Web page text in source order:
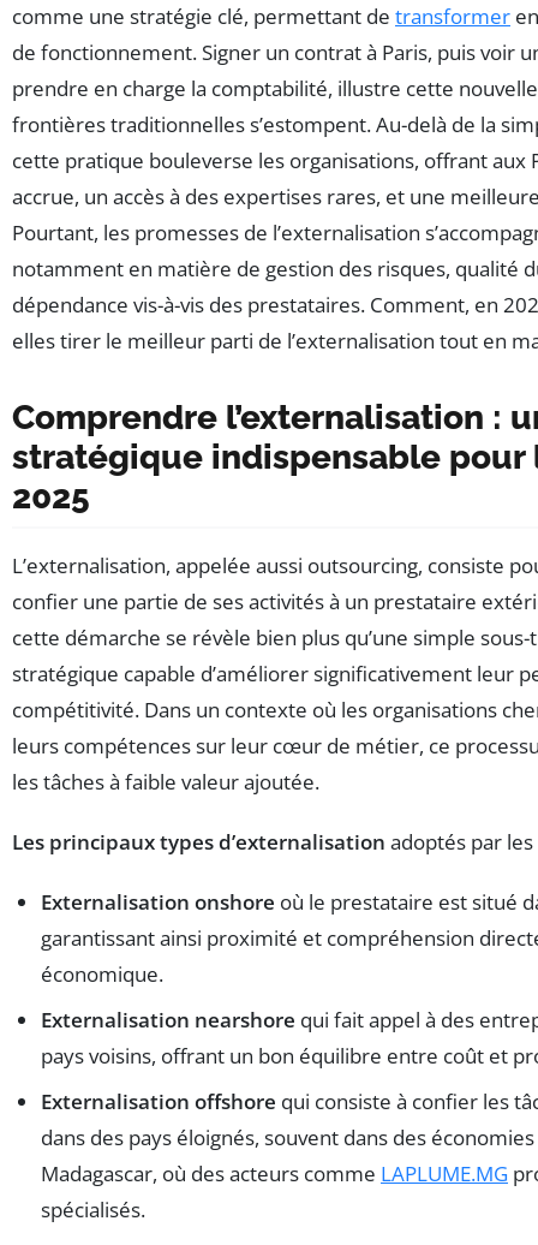
comme une stratégie clé, permettant de transformer
de fonctionnement. Signer un contrat à Paris, puis voir
prendre en charge la comptabilité, illustre cette
frontières traditionnelles s’estompent. Au-delà de la
cette pratique bouleverse les organisations, offrant aux
accrue, un accès à des expertises rares, et une
Pourtant, les promesses de l’externalisation
notamment en matière de gestion des risques, qualité
dépendance vis-à-vis des prestataires. Comment, en
elles tirer le meilleur parti de l’externalisation tout en
Comprendre l’externalisation :
stratégique indispensable pour
2025
L’externalisation, appelée aussi outsourcing, consiste
confier une partie de ses activités à un prestataire
cette démarche se révèle bien plus qu’une simple sous-
stratégique capable d’améliorer significativement leur
compétitivité. Dans un contexte où les organisations
leurs compétences sur leur cœur de métier, ce
les tâches à faible valeur ajoutée.
Les principaux types d’externalisation adoptés par les
Externalisation onshore où le prestataire est situé
garantissant ainsi proximité et compréhension
économique.
Externalisation nearshore qui fait appel à des
pays voisins, offrant un bon équilibre entre coût et
Externalisation offshore qui consiste à confier les
dans des pays éloignés, souvent dans des
Madagascar, où des acteurs comme LAPLUME.MG
spécialisés.